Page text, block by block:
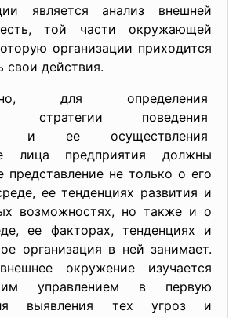
является анализ внешней
той части окружающей
организации приходится
свои действия.
для определения
стратегии поведения
и ее осуществления
лица предприятия должны
представление не только о его
ее тенденциях развития и
возможностях, но также и о
ее факторах, тенденциях и
организация в ней занимает.
окружение изучается
управлением в первую
выявления тех угроз и